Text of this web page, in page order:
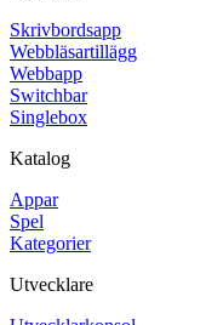
Skrivbordsapp
Webbläsartillägg
Webbapp
Switchbar
Singlebox
Katalog
Appar
Spel
Kategorier
Utvecklare